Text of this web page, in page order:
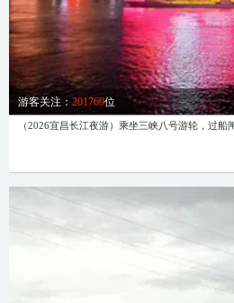
游客关注： 201769位
（2026宜昌长江夜游）乘坐三峡八号游轮，过船